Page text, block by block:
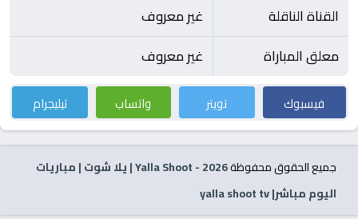
القناة الناقلة
غير معروف
معلق المباراة
غير معروف
فيسبوك تويتر واتساب تيليجرام
جميع الحقوق محفوظة2026
- Yalla Shoot | يلا شوت | مباريات
اليوم مباشر| yalla shoot tv